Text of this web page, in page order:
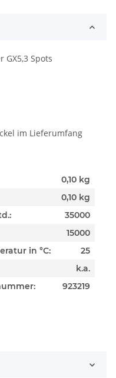
GX5,3 Spots
im Lieferumfang
0,10 kg
0,10 kg
35000
15000
in °C:
25
k.a.
923219